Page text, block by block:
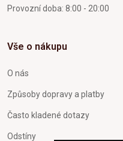
Provozní doba: 8:00 - 20:00
Vše o nákupu
O nás
Způsoby dopravy a platby
Často kladené dotazy
Odstíny